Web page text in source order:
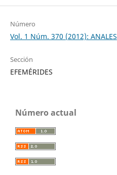
Número
Vol. 1 Núm. 370 (2012): ANALES
Sección
EFEMÉRIDES
Número actual